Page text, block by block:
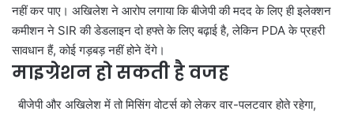
नहीं कर पाए। अखिलेश ने आरोप लगाया कि बीजेपी की मदद के लिए ही इलेक्शन
कमीशन ने SIR की डेडलाइन दो हफ्ते के लिए बढ़ाई है, लेकिन PDA के प्रहरी
सावधान हैं, कोई गड़बड़ नहीं होने देंगे।
माइग्रेशन हो सकती है वजह
बीजेपी और अखिलेश में तो मिसिंग वोटर्स को लेकर वार-पलटवार होते रहेगा,